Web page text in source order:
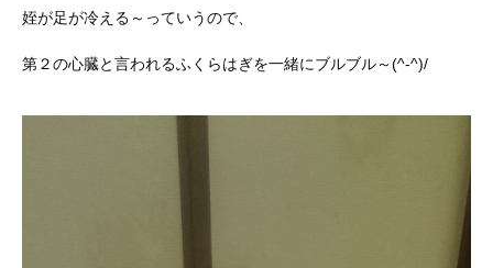
姪が足が冷える～っていうので、
第２の心臓と言われるふくらはぎを一緒にブルブル～(^-^)/